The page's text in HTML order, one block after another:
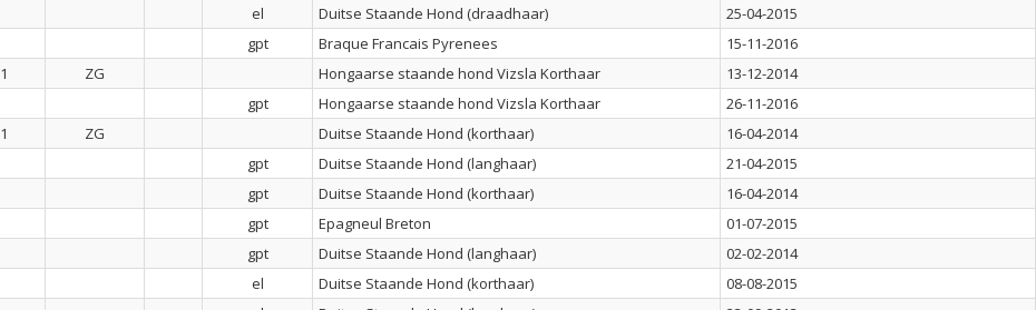
el Duitse Staande Hond (draadhaar)
25-04-2015
gpt Braque Francais Pyrenees
15-11-2016
1 ZG Hongaarse staande hond Vizsla Korthaar
13-12-2014
gpt Hongaarse staande hond Vizsla Korthaar
26-11-2016
1 ZG Duitse Staande Hond (korthaar)
16-04-2014
gpt Duitse Staande Hond (langhaar)
21-04-2015
gpt Duitse Staande Hond (korthaar)
16-04-2014
gpt Epagneul Breton
01-07-2015
gpt Duitse Staande Hond (langhaar)
02-02-2014
el Duitse Staande Hond (korthaar)
08-08-2015